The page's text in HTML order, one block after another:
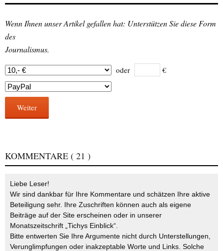
Wenn Ihnen unser Artikel gefallen hat: Unterstützen Sie diese Form
des
Journalismus.
oder €
Weiter
KOMMENTARE ( 21 )
Liebe Leser!
Wir sind dankbar für Ihre Kommentare und schätzen Ihre aktive
Beteiligung sehr. Ihre Zuschriften können auch als eigene
Beiträge auf der Site erscheinen oder in unserer
Monatszeitschrift „Tichys Einblick“.
Bitte entwerten Sie Ihre Argumente nicht durch Unterstellungen,
Verunglimpfungen oder inakzeptable Worte und Links. Solche